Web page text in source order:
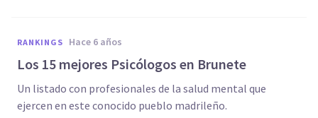
RANKINGS hace 6 años
Los 15 mejores Psicólogos en Brunete
Un listado con profesionales de la salud mental que
ejercen en este conocido pueblo madrileño.